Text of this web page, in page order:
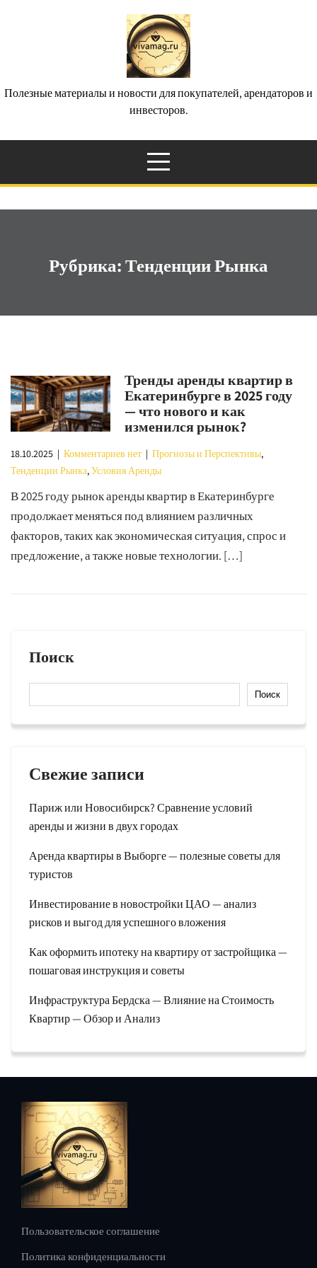
Полезные материалы и новости для покупателей, арендаторов и
инвесторов.
Рубрика:Тенденции Рынка
Тренды аренды квартир в
Екатеринбурге в 2025 году
— что нового и как
изменился рынок?
18.10.2025 | Комментариев нет | Прогнозы и Перспективы,
Тенденции Рынка,Условия Аренды
В 2025 году рынок аренды квартир в Екатеринбурге
продолжает меняться под влиянием различных
факторов, таких как экономическая ситуация, спрос и
предложение, а также новые технологии. […]
Поиск
Поиск
Свежие записи
Париж или Новосибирск? Сравнение условий
аренды и жизни в двух городах
Аренда квартиры в Выборге — полезные советы для
туристов
Инвестирование в новостройки ЦАО — анализ
рисков и выгод для успешного вложения
Как оформить ипотеку на квартиру от застройщика —
пошаговая инструкция и советы
Инфраструктура Бердска — Влияние на Стоимость
Квартир — Обзор и Анализ
Пользовательское соглашение
Политика конфиденциальности